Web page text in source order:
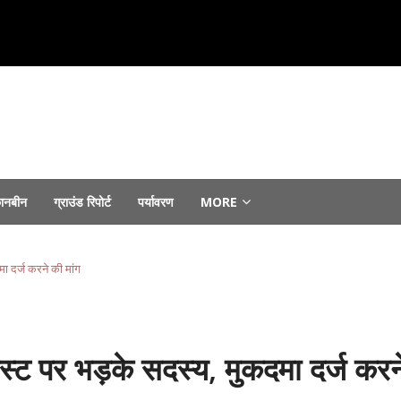
ग्राउंड रिपोर्ट पर्यावरण MORE
पर...
August 6, 2026
4, 2026
दर्ज करने की मांग
पर भड़के सदस्य, मुकदमा दर्ज